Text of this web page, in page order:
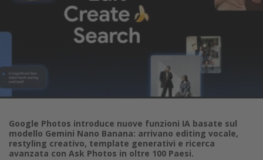
Google Photos introduce nuove funzioni IA basate sul
modello Gemini Nano Banana: arrivano editing vocale,
restyling creativo, template generativi e ricerca
avanzata con Ask Photos in oltre 100 Paesi.